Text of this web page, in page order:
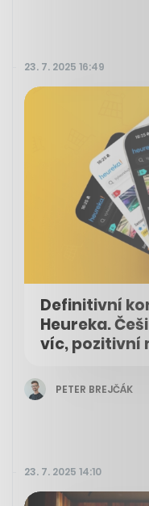
23. 7. 2025 16:49
Definitivní
Heureka.
víc, pozitivní
PETER BREJČÁK
23. 7. 2025 14:10